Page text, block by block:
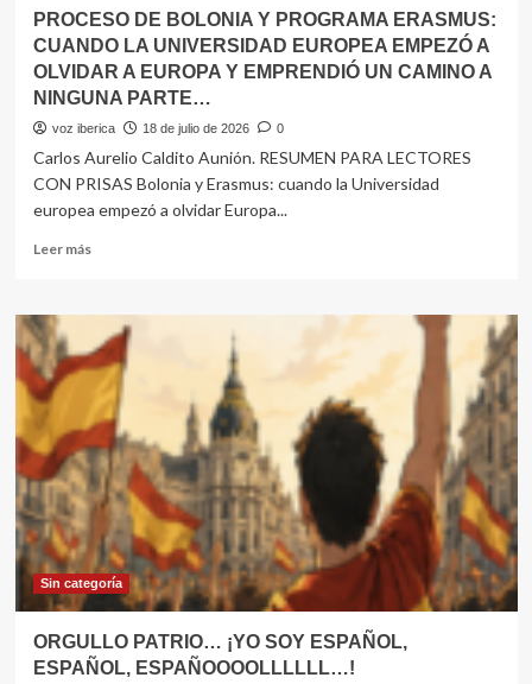
estar
dispuesto
a
cambiar
de
PROCESO DE BOLONIA Y PROGRAMA ERASMUS:
CUANDO LA UNIVERSIDAD EUROPEA EMPEZÓ A
OLVIDAR A EUROPA Y EMPRENDIÓ UN CAMINO A
NINGUNA PARTE…
voz iberica 18 de julio de 2026 0
Carlos Aurelio Caldito Aunión. RESUMEN PARA LECTORES
CON PRISAS Bolonia y Erasmus: cuando la Universidad
europea empezó a olvidar Europa...
Leer másLeer
PROCESO
DE
BOLONIA
PROGRAMA
ERASMUS:
CUANDO
LA
UNIVERSIDAD
EUROPEA
EMPEZÓ
OLVIDAR
Y
EMPRENDIÓ
Sin categoría
ORGULLO PATRIO… ¡YO SOY ESPAÑOL,
ESPAÑOL, ESPAÑOOOOLLLLLL…!